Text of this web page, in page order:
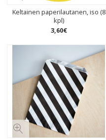
Keltainen paperilautanen, iso (8
kpl)
3,60€